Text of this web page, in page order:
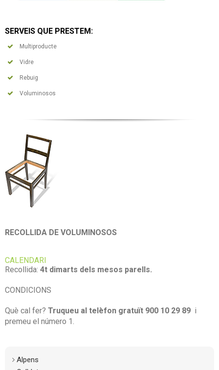
SERVEIS QUE PRESTEM:
Multiproducte
Vidre
Rebuig
Voluminosos
RECOLLIDA DE VOLUMINOSOS
CALENDARI
Recollida: 4t dimarts dels mesos parells.
CONDICIONS
Què cal fer? Truqueu al telèfon gratuït 900 10 29 89 i
premeu el número 1.
Alpens